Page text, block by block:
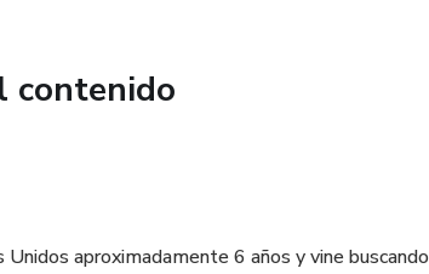
contenido
aproximadamente 6 años y vine buscando